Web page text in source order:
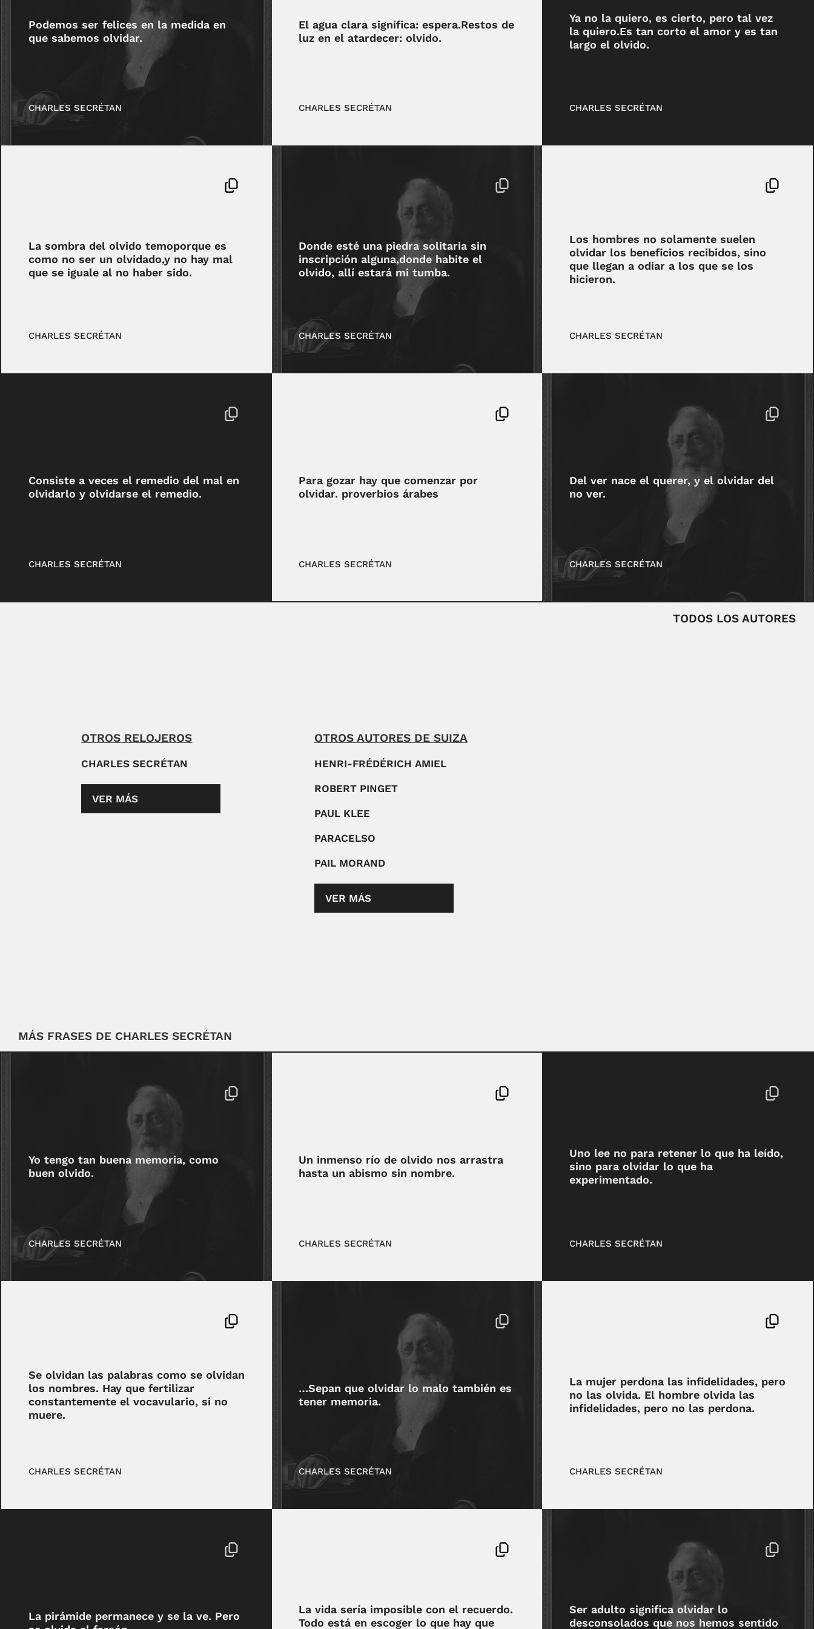
Podemos ser felices en la medida en
que sabemos olvidar.
CHARLES SECRÉTAN
El agua clara significa: espera.Restos de
luz en el atardecer: olvido.
CHARLES SECRÉTAN
Ya no la quiero, es cierto, pero tal vez
la quiero.Es tan corto el amor y es tan
largo el olvido.
CHARLES SECRÉTAN
La sombra del olvido temoporque es
como no ser un olvidado,y no hay mal
que se iguale al no haber sido.
CHARLES SECRÉTAN
Donde esté una piedra solitaria sin
inscripción alguna,donde habite el
olvido, allí estará mi tumba.
CHARLES SECRÉTAN
Los hombres no solamente suelen
olvidar los beneficios recibidos, sino
que llegan a odiar a los que se los
hicieron.
CHARLES SECRÉTAN
Consiste a veces el remedio del mal en
olvidarlo y olvidarse el remedio.
CHARLES SECRÉTAN
Para gozar hay que comenzar por
olvidar. proverbios árabes
CHARLES SECRÉTAN
Del ver nace el querer, y el olvidar del
no ver.
CHARLES SECRÉTAN
TODOS LOS AUTORES
OTROS RELOJEROS
CHARLES SECRÉTAN
VER MÁS
OTROS AUTORES DE SUIZA
HENRI-FRÉDÉRICH AMIEL
ROBERT PINGET
PAUL KLEE
PARACELSO
PAIL MORAND
VER MÁS
MÁS FRASES DE CHARLES SECRÉTAN
Yo tengo tan buena memoria, como
buen olvido.
CHARLES SECRÉTAN
Un inmenso río de olvido nos arrastra
hasta un abismo sin nombre.
CHARLES SECRÉTAN
Uno lee no para retener lo que ha leído,
sino para olvidar lo que ha
experimentado.
CHARLES SECRÉTAN
Se olvidan las palabras como se olvidan
los nombres. Hay que fertilizar
constantemente el vocavulario, si no
muere.
CHARLES SECRÉTAN
…Sepan que olvidar lo malo también es
tener memoria.
CHARLES SECRÉTAN
La mujer perdona las infidelidades, pero
no las olvida. El hombre olvida las
infidelidades, pero no las perdona.
CHARLES SECRÉTAN
La pirámide permanece y se la ve. Pero
La vida sería imposible con el recuerdo.
Todo está en escoger lo que hay que
Ser adulto significa olvidar lo
desconsolados que nos hemos sentido